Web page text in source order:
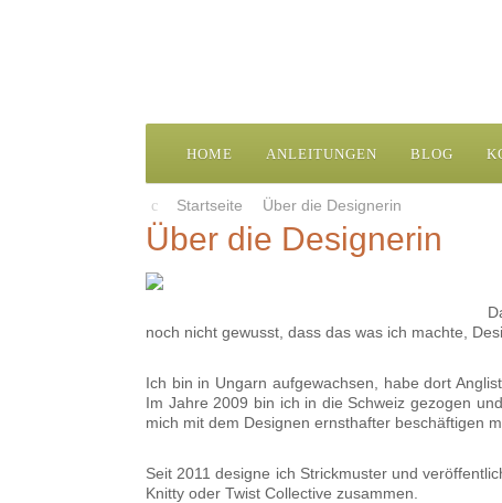
HOME ANLEITUNGEN BLOG
Startseite Über die Designerin
Über die Designerin
noch nicht gewusst, dass das was ich machte,
Ich bin in Ungarn aufgewachsen, habe dort
Im Jahre 2009 bin ich in die Schweiz gezogen
mich mit dem Designen ernsthafter beschäftigen
Seit 2011 designe ich Strickmuster und
Knitty oder Twist Collective zusammen.